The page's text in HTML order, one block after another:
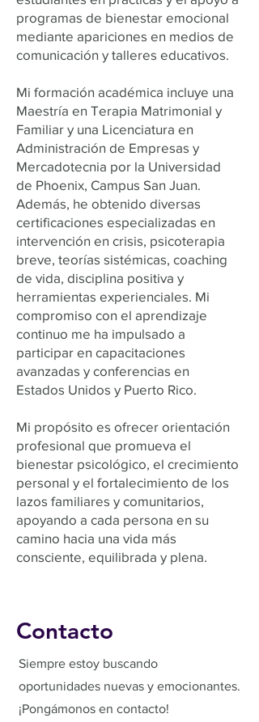
programas de bienestar emocional
mediante apariciones en medios de
comunicación y talleres educativos.
Mi formación académica incluye una
Maestría en Terapia Matrimonial y
Familiar y una Licenciatura en
Administración de Empresas y
Mercadotecnia por la Universidad
de Phoenix, Campus San Juan.
Además, he obtenido diversas
certificaciones especializadas en
intervención en crisis, psicoterapia
breve, teorías sistémicas, coaching
de vida, disciplina positiva y
herramientas experienciales. Mi
compromiso con el aprendizaje
continuo me ha impulsado a
participar en capacitaciones
avanzadas y conferencias en
Estados Unidos y Puerto Rico.
Mi propósito es ofrecer orientación
profesional que promueva el
bienestar psicológico, el crecimiento
personal y el fortalecimiento de los
lazos familiares y comunitarios,
apoyando a cada persona en su
camino hacia una vida más
consciente, equilibrada y plena.
Contacto
Siempre estoy buscando
oportunidades nuevas y emocionantes.
¡Pongámonos en contacto!